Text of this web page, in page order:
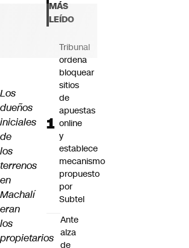
Los
dueños
iniciales
de
los
terrenos
en
Machalí
eran
los
propietarios
MÁS
LEÍDO
Tribunal
ordena
bloquear
sitios
de
apuestas
online
y
establece
mecanismo
propuesto
por
Subtel
Ante
alza
de